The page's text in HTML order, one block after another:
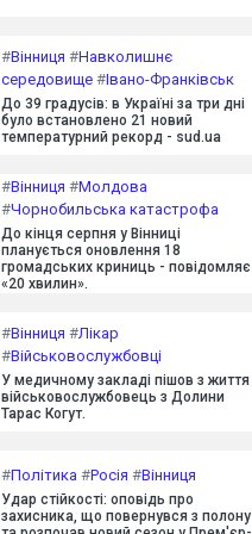
#Вінниця #Навколишнє
середовище #Івано-Франківськ
До 39 градусів: в Україні за три дні
було встановлено 21 новий
температурний рекорд - sud.ua
#Вінниця #Молдова
#Чорнобильська катастрофа
До кінця серпня у Вінниці
планується оновлення 18
громадських криниць - повідомляє
«20 хвилин».
#Вінниця #Лікар
#Військовослужбовці
У медичному закладі пішов з життя
військовослужбовець з Долини
Тарас Когут.
#Політика #Росія #Вінниця
Удар стійкості: оповідь про
захисника, що повернувся з полону